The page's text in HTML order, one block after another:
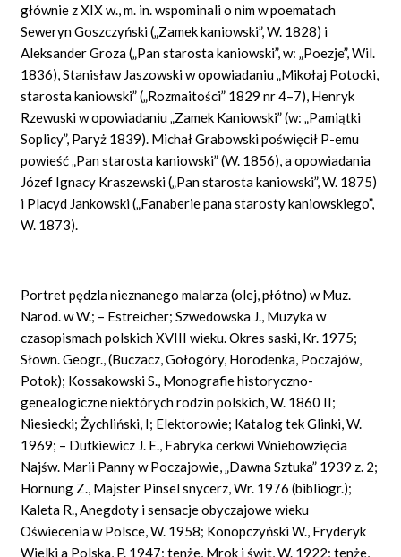
głównie z XIX w., m. in. wspominali o nim w poematach
Seweryn Goszczyński („Zamek kaniowski”, W. 1828) i
Aleksander Groza („Pan starosta kaniowski”, w: „Poezje”, Wil.
1836), Stanisław Jaszowski w opowiadaniu „Mikołaj Potocki,
starosta kaniowski” („Rozmaitości” 1829 nr 4–7), Henryk
Rzewuski w opowiadaniu „Zamek Kaniowski” (w: „Pamiątki
Soplicy”, Paryż 1839). Michał Grabowski poświęcił P-emu
powieść „Pan starosta kaniowski” (W. 1856), a opowiadania
Józef Ignacy Kraszewski („Pan starosta kaniowski”, W. 1875)
i Placyd Jankowski („Fanaberie pana starosty kaniowskiego”,
W. 1873).
Portret pędzla nieznanego malarza (olej, płótno) w Muz.
Narod. w W.; – Estreicher; Szwedowska J., Muzyka w
czasopismach polskich XVIII wieku. Okres saski, Kr. 1975;
Słown. Geogr., (Buczacz, Gołogóry, Horodenka, Poczajów,
Potok); Kossakowski S., Monografie historyczno-
genealogiczne niektórych rodzin polskich, W. 1860 II;
Niesiecki; Żychliński, I; Elektorowie; Katalog tek Glinki, W.
1969; – Dutkiewicz J. E., Fabryka cerkwi Wniebowzięcia
Najśw. Marii Panny w Poczajowie, „Dawna Sztuka” 1939 z. 2;
Hornung Z., Majster Pinsel snycerz, Wr. 1976 (bibliogr.);
Kaleta R., Anegdoty i sensacje obyczajowe wieku
Oświecenia w Polsce, W. 1958; Konopczyński W., Fryderyk
Wielki a Polska, P. 1947; tenże, Mrok i świt, W. 1922; tenże,